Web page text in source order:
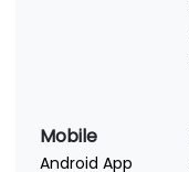
Mobile
Android App